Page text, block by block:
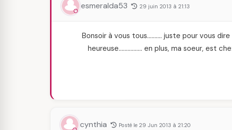
esmeralda53 29 juin 2013 à 21:13
Bonsoir à vous tous………. juste pour vous
heureuse……………. en plus, ma soeur, est
cynthia Posté le 29 Jun 2013 à 21:20